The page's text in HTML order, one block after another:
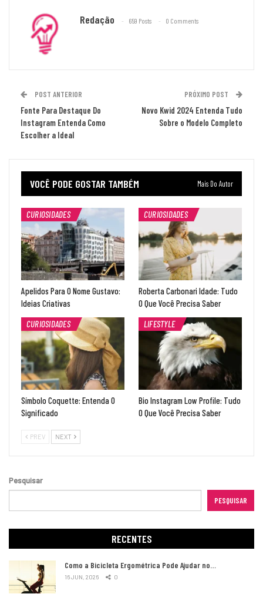
Redação 659 Posts 0 Comments
POST ANTERIOR
Fonte Para Destaque Do
Instagram Entenda Como
Escolher a Ideal
PRÓXIMO POST
Novo Kwid 2024 Entenda Tudo
Sobre o Modelo Completo
VOCÊ PODE GOSTAR TAMBÉM Mais Do Autor
CURIOSIDADES
Apelidos Para O Nome Gustavo:
Ideias Criativas
CURIOSIDADES
Roberta Carbonari Idade: Tudo
O Que Você Precisa Saber
CURIOSIDADES
Símbolo Coquette: Entenda O
Significado
LIFESTYLE
Bio Instagram Low Profile: Tudo
O Que Você Precisa Saber
PREV NEXT
Pesquisar
PESQUISAR
RECENTES
Como a Bicicleta Ergométrica Pode Ajudar no…
16 JUN, 2026 0